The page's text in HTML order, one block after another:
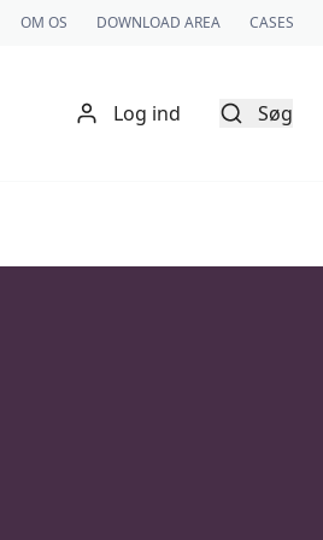
OM OS DOWNLOAD AREA CASES
Log ind Søg